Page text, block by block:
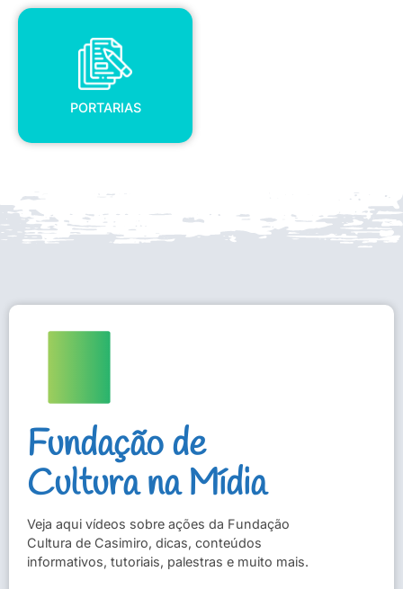
PORTARIAS
PORTARIAS
Fundação de
Cultura na Mídia
Veja aqui vídeos sobre ações da Fundação
Cultura de Casimiro, dicas, conteúdos
informativos, tutoriais, palestras e muito mais.